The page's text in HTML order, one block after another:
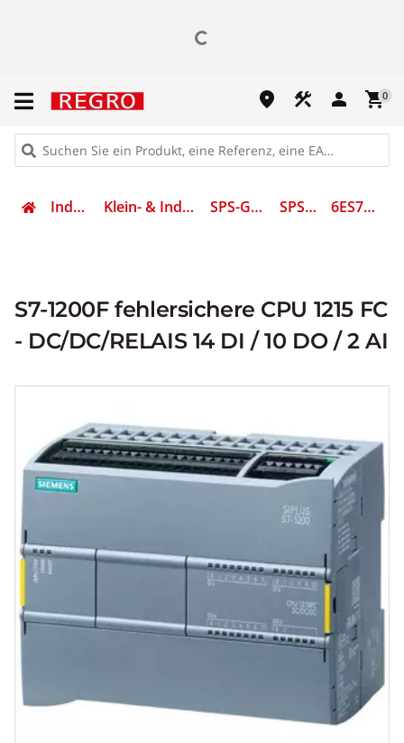
place construction person shopping_cart0
Industrietechnik Klein- & Industriesteuerungen (SPS) SPS-Grundgerät (CPU) SPS-Grundgerät 6ES7215-1HF40-0XB0
S7-1200F fehlersichere CPU 1215 FC
- DC/DC/RELAIS 14 DI / 10 DO / 2 AI